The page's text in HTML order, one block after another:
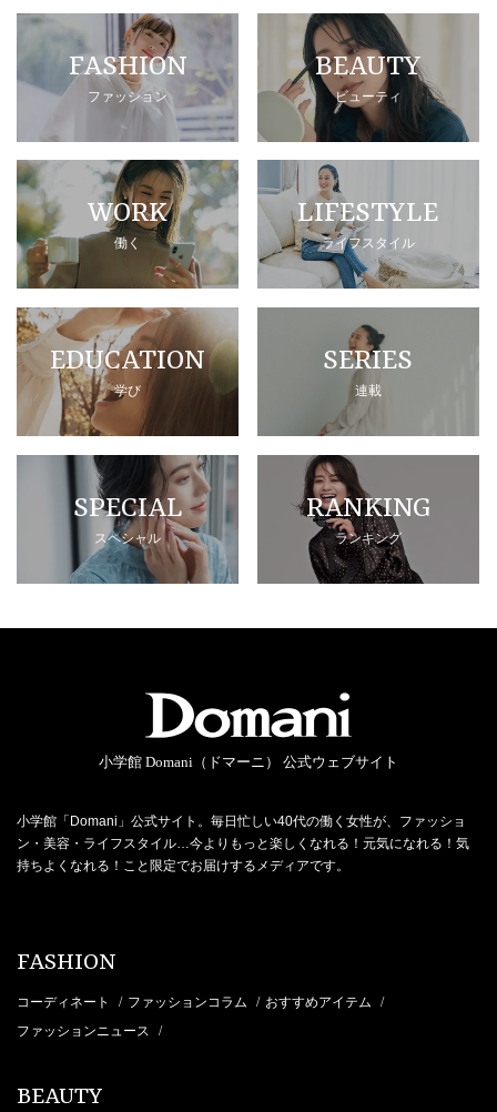
FASHION
ファッション
BEAUTY
ビューティ
WORK
働く
LIFESTYLE
ライフスタイル
EDUCATION
学び
SERIES
連載
SPECIAL
スペシャル
RANKING
ランキング
小学館 Domani（ドマーニ） 公式ウェブサイト
小学館「Domani」公式サイト。毎日忙しい40代の働く女性が、ファッショ
ン・美容・ライフスタイル…今よりもっと楽しくなれる！元気になれる！気
持ちよくなれる！こと限定でお届けするメディアです。
FASHION
コーディネート / ファッションコラム / おすすめアイテム /
ファッションニュース /
BEAUTY